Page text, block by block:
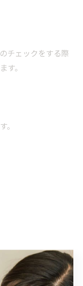
チェックをする際
す。
。